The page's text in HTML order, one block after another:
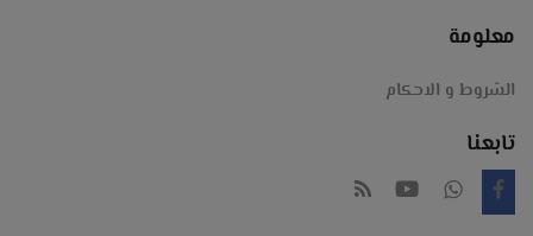
#عد
#نقود
#كشف
معلومة
الشروط و الاحكام
تابعنا